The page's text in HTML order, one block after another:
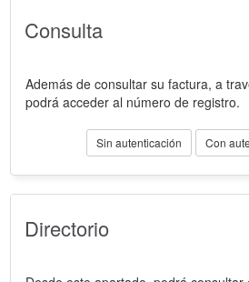
Consulta
Además de consultar su factura, a
podrá acceder al número de registro.
Sin autenticación Con
Directorio